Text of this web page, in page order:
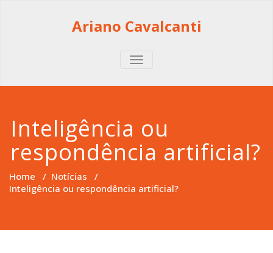
Ariano Cavalcanti
TOGGLE
Inteligência ou
respondência artificial?
Home / Notícias /
Inteligência ou respondência artificial?